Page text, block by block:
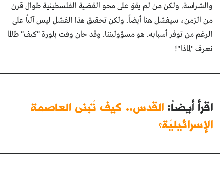
والشراسة. ولكن من لم يقوَ على محو القضية الفلسطينية طوال قرن
من الزمن، سيفشل هنا أيضاً. ولكن تحقيق هذا الفشل ليس آلياً على
الرغم من توفر أسبابه. هو مسؤوليتنا. وقد حان وقت بلورة "كيف" طالما
نعرف "لماذا"!
اقرأ أيضاً: القدس.. كيف تُبنى العاصمة
الإسرائيليّة؟